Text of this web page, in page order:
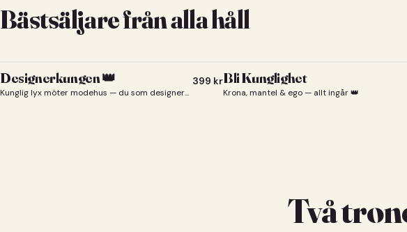
Bästsäljare från alla håll
Designerkungen 👑
Kunglig lyx möter modehus — du som designerkung 👑
399 krBli Kunglighet
Krona, mantel & ego — allt ingår 👑
Två